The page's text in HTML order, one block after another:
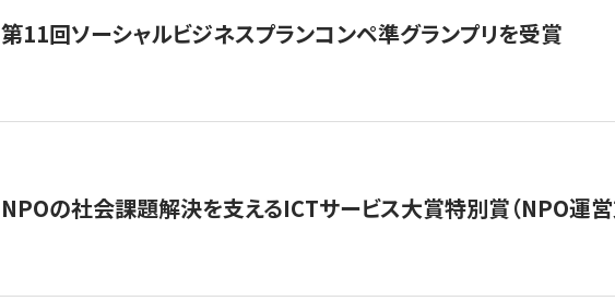
第11回ソーシャルビジネスプランコンペ準グランプリを受賞
NPOの社会課題解決を支えるICTサービス大賞特別賞（NPO運